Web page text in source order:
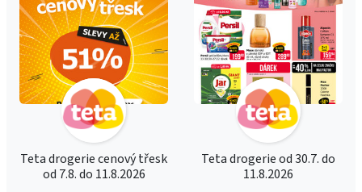
Teta drogerie cenový třesk
od 7.8. do 11.8.2026
Teta drogerie od 30.7. do
11.8.2026